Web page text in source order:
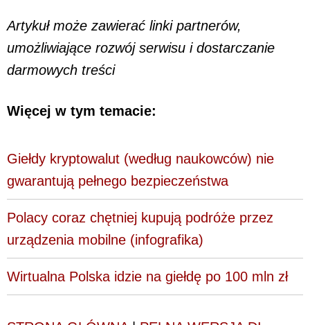
Artykuł może zawierać linki partnerów,
umożliwiające rozwój serwisu i dostarczanie
darmowych treści
Więcej w tym temacie:
Giełdy kryptowalut (według naukowców) nie
gwarantują pełnego bezpieczeństwa
Polacy coraz chętniej kupują podróże przez
urządzenia mobilne (infografika)
Wirtualna Polska idzie na giełdę po 100 mln zł